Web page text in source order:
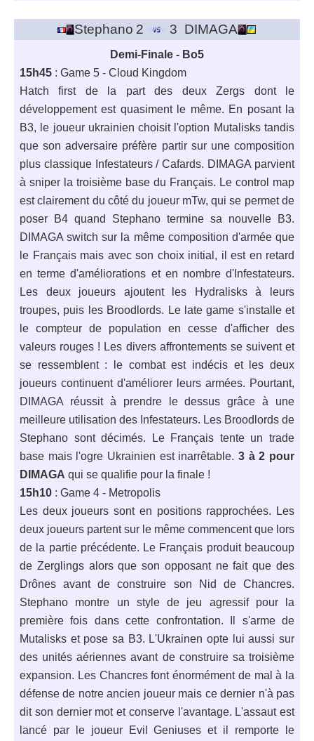
Stephano 2 3 DIMAGA
Demi-Finale - Bo5
15h45 : Game 5 - Cloud Kingdom
Hatch first de la part des deux Zergs dont le
développement est quasiment le même. En posant la
B3, le joueur ukrainien choisit l'option Mutalisks tandis
que son adversaire préfère partir sur une composition
plus classique Infestateurs / Cafards. DIMAGA parvient
à sniper la troisième base du Français. Le control map
est clairement du côté du joueur mTw, qui se permet de
poser B4 quand Stephano termine sa nouvelle B3.
DIMAGA switch sur la même composition d'armée que
le Français mais avec son choix initial, il est en retard
en terme d'améliorations et en nombre d'Infestateurs.
Les deux joueurs ajoutent les Hydralisks à leurs
troupes, puis les Broodlords. Le late game s'installe et
le compteur de population en cesse d'afficher des
valeurs rouges ! Les divers affrontements se suivent et
se ressemblent : le combat est indécis et les deux
joueurs continuent d'améliorer leurs armées. Pourtant,
DIMAGA réussit à prendre le dessus grâce à une
meilleure utilisation des Infestateurs. Les Broodlords de
Stephano sont décimés. Le Français tente un trade
base mais l'ogre Ukrainien est inarrêtable. 3 à 2 pour
DIMAGA qui se qualifie pour la finale !
15h10 : Game 4 - Metropolis
Les deux joueurs sont en positions rapprochées. Les
deux joueurs partent sur le même commencent que lors
de la partie précédente. Le Français produit beaucoup
de Zerglings alors que son opposant ne fait que des
Drônes avant de construire son Nid de Chancres.
Stephano montre un style de jeu agressif pour la
première fois dans cette confrontation. Il s'arme de
Mutalisks et pose sa B3. L'Ukrainen opte lui aussi sur
des unités aériennes avant de construire sa troisième
expansion. Les Chancres font énormément de mal à la
défense de notre ancien joueur mais ce dernier n'à pas
dit son dernier mot et conserve l'avantage. L'assaut est
lancé par le joueur Evil Geniuses et il remporte le